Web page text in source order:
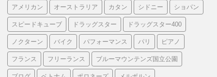
アメリカン オーストラリア カタン シドニー ショパン
スピードキューブ ドラッグスター ドラッグスター400
ノクターン バイク パフォーマンス パリ ピアノ
フランス フリーランス ブルーマウンテンズ国立公園